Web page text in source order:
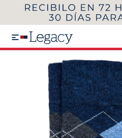

VER COLECCIÓN
HASTA 40%OFF